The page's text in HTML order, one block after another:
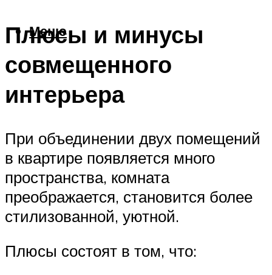
Меню
Плюсы и минусы
совмещенного
интерьера
При объединении двух помещений
в квартире появляется много
пространства, комната
преображается, становится более
стилизованной, уютной.
Плюсы состоят в том, что: